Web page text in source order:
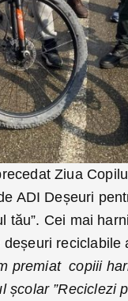
Ziua
ADI Deșeuri
tău”. Cei mai
premiat copiii
școlar ”Reciclezi